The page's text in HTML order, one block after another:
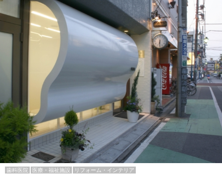
歯科医院 医療・福祉施設 リフォーム・インテリア